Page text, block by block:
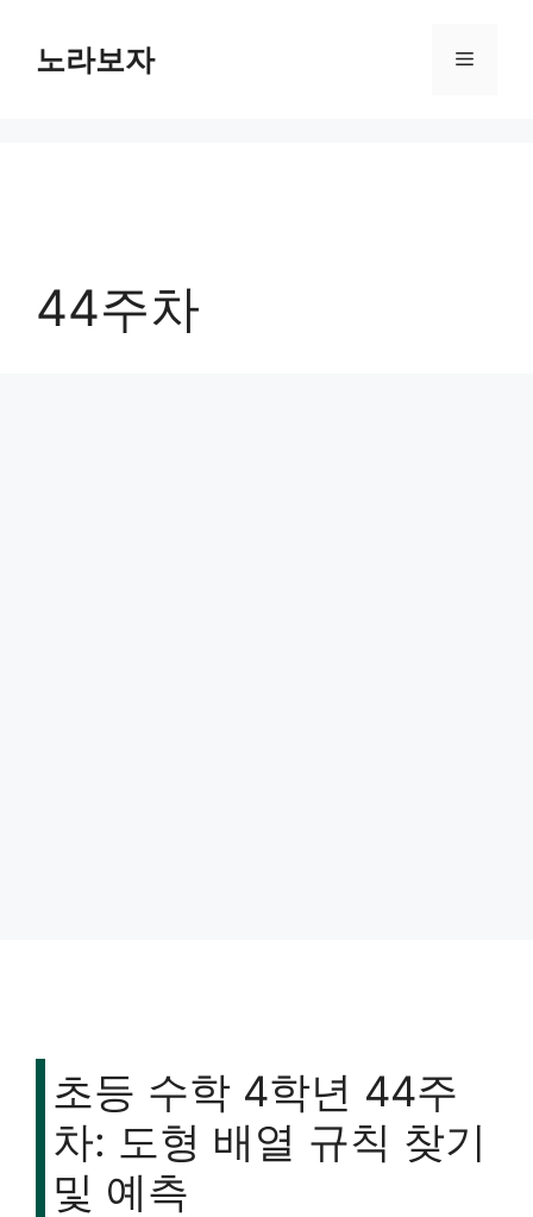
노라보자 메
44주차
초등 수학 4학년 44주
차: 도형 배열 규칙 찾기
및 예측